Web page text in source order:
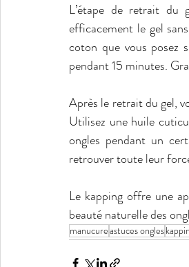
L’étape de retrait du
efficacement le gel
coton que vous posez
pendant 15 minutes.
Après le retrait du gel,
Utilisez une huile
ongles pendant un
retrouver toute leur
Le kapping offre une
beauté naturelle des
manucureastuces ongles